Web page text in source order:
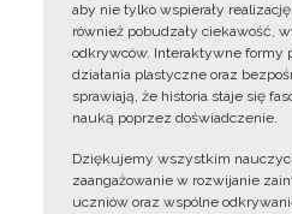
aby nie tylko wspierały
również pobudzały ciekawość,
odkrywców. Interaktywne formy
działania plastyczne oraz
sprawiają, że historia staje się
nauką poprzez doświadczenie.
Dziękujemy wszystkim
zaangażowanie w rozwijanie
uczniów oraz wspólne